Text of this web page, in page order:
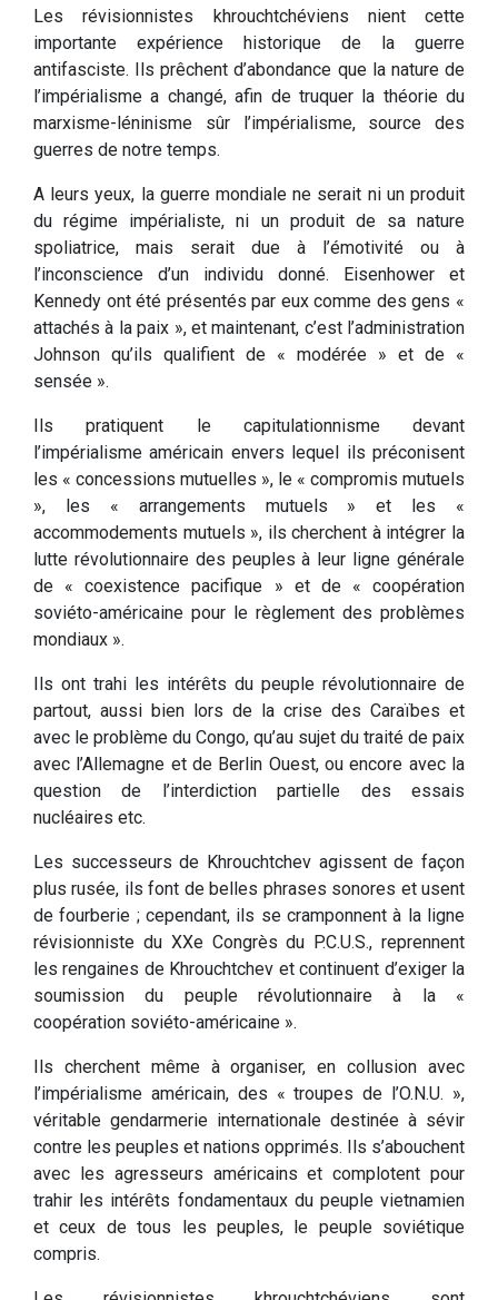
Les révisionnistes khrouchtchéviens nient cette
importante expérience historique de la guerre
antifasciste. Ils prêchent d’abondance que la nature de
l’impérialisme a changé, afin de truquer la théorie du
marxisme-léninisme sûr l’impérialisme, source des
guerres de notre temps.
A leurs yeux, la guerre mondiale ne serait ni un produit
du régime impérialiste, ni un produit de sa nature
spoliatrice, mais serait due à l’émotivité ou à
l’inconscience d’un individu donné. Eisenhower et
Kennedy ont été présentés par eux comme des gens «
attachés à la paix », et maintenant, c’est l’administration
Johnson qu’ils qualifient de « modérée » et de «
sensée ».
Ils pratiquent le capitulationnisme devant
l’impérialisme américain envers lequel ils préconisent
les « concessions mutuelles », le « compromis mutuels
», les « arrangements mutuels » et les «
accommodements mutuels », ils cherchent à intégrer la
lutte révolutionnaire des peuples à leur ligne générale
de « coexistence pacifique » et de « coopération
soviéto-américaine pour le règlement des problèmes
mondiaux ».
Ils ont trahi les intérêts du peuple révolutionnaire de
partout, aussi bien lors de la crise des Caraïbes et
avec le problème du Congo, qu’au sujet du traité de paix
avec l’Allemagne et de Berlin Ouest, ou encore avec la
question de l’interdiction partielle des essais
nucléaires etc.
Les successeurs de Khrouchtchev agissent de façon
plus rusée, ils font de belles phrases sonores et usent
de fourberie ; cependant, ils se cramponnent à la ligne
révisionniste du XXe Congrès du P.C.U.S., reprennent
les rengaines de Khrouchtchev et continuent d’exiger la
soumission du peuple révolutionnaire à la «
coopération soviéto-américaine ».
Ils cherchent même à organiser, en collusion avec
l’impérialisme américain, des « troupes de l’O.N.U. »,
véritable gendarmerie internationale destinée à sévir
contre les peuples et nations opprimés. Ils s’abouchent
avec les agresseurs américains et complotent pour
trahir les intérêts fondamentaux du peuple vietnamien
et ceux de tous les peuples, le peuple soviétique
compris.